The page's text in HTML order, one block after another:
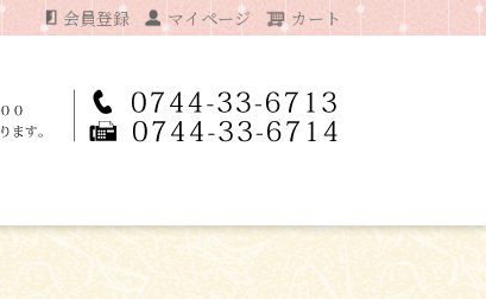
会員登録 マイページ カート